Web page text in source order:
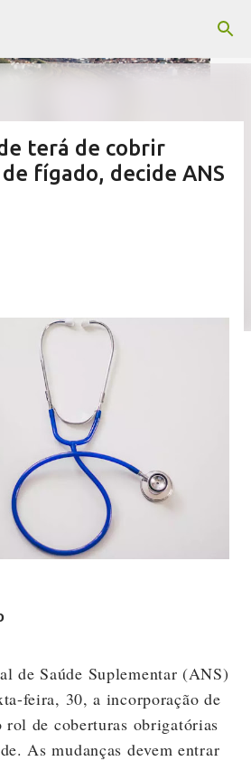
o conteúdo principal
terá de cobrir
fígado, decide ANS
de Saúde Suplementar (ANS)
feira, 30, a incorporação de
rol de coberturas obrigatórias
As mudanças devem entrar